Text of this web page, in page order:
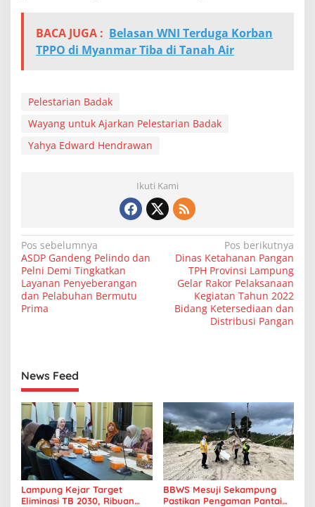
BACA JUGA : Belasan WNI Terduga Korban
TPPO di Myanmar Tiba di Tanah Air
Pelestarian Badak
Wayang untuk Ajarkan Pelestarian Badak
Yahya Edward Hendrawan
Ikuti Kami
N
a
v
i
s
i
p
o
s
Pos sebelumnya
ASDP Gandeng Pelindo dan
Pelni Demi Tingkatkan
Layanan Penyeberangan
dan Pelabuhan Bermutu
Prima
Pos berikutnya
Dinas Ketahanan Pangan
TPH Provinsi Lampung
Gelar Rakor Pelaksanaan
Kegiatan Tahun 2022
Bidang Ketersediaan dan
Distribusi Pangan
News Feed
Lampung Kejar Target
Eliminasi TB 2030, Ribuan
BBWS Mesuji Sekampung
Pastikan Pengaman Pantai